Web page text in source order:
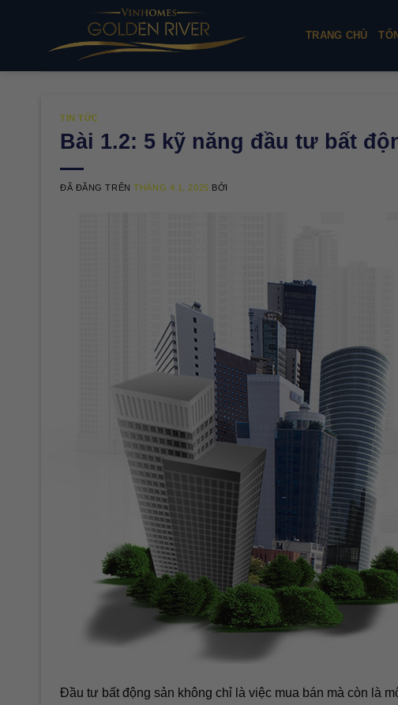
dung
TRANG CHỦ
TIN TỨC
Bài 1.2: 5 kỹ năng đầu tư bất
ĐÃ ĐĂNG TRÊNTHÁNG 4 1, 2025 BỞI
Đầu tư bất động sản không chỉ là việc mua bán mà còn là